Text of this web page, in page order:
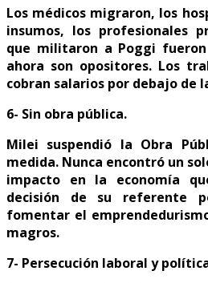
Los médicos migraron, los
insumos, los profesionales
que militaron a Poggi
ahora son opositores. Los
cobran salarios por debajo de
6- Sin obra pública.
Milei suspendió la Obra
medida. Nunca encontró un
impacto en la economía
decisión de su referente
fomentar el
magros.
7- Persecución laboral y